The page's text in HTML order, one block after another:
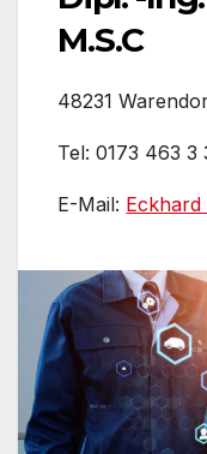
M.S.C
48231
Tel: 0173 463 3
E-Mail: Eckhard